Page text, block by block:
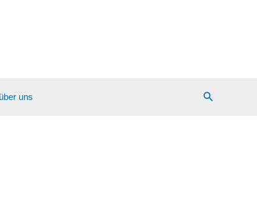
uns Suchen